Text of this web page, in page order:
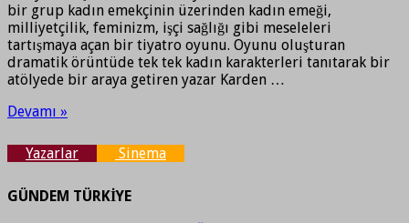
bir grup kadın emekçinin üzerinden kadın emeği,
milliyetçilik, feminizm, işçi sağlığı gibi meseleleri
tartışmaya açan bir tiyatro oyunu. Oyunu oluşturan
dramatik örüntüde tek tek kadın karakterleri tanıtarak bir
atölyede bir araya getiren yazar Karden …
Devamı »
Yazarlar Sinema
GÜNDEM TÜRKİYE